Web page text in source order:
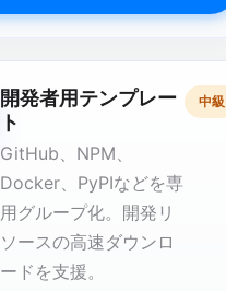
開発者用テンプレー
ト
GitHub、NPM、
Docker、PyPIなどを専
用グループ化。開発リ
ソースの高速ダウンロ
ードを支援。
中級